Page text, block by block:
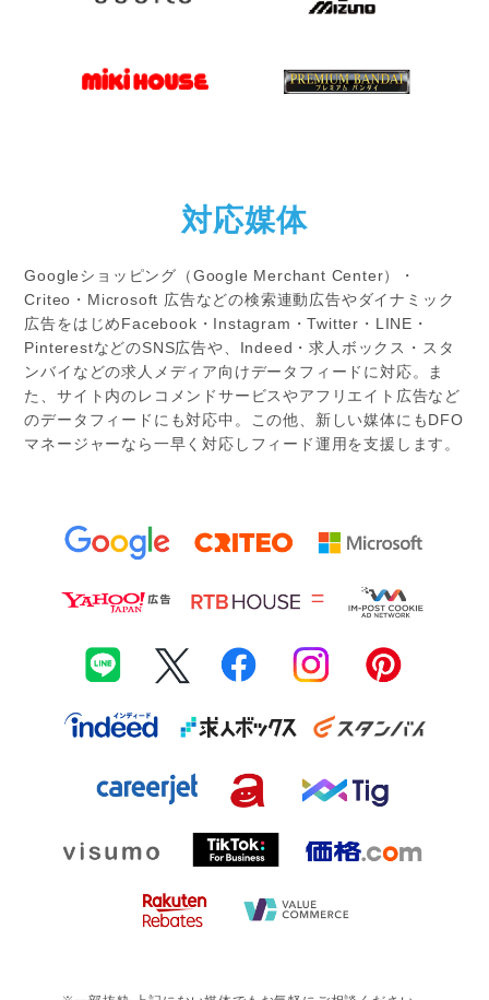
対応媒体
Googleショッピング（Google Merchant Center）・
Criteo・Microsoft 広告などの検索連動広告やダイナミック
広告をはじめFacebook・Instagram・Twitter・LINE・
PinterestなどのSNS広告や、 Indeed・求人ボックス・スタ
ンバイなどの求人メディア向けデータフィードに対応。
ま
た、サイト内のレコメンドサービスやアフリエイト広告など
のデータフィードにも対応中。
この他、新しい媒体にもDFO
マネージャーなら一早く対応しフィード運用を支援します。